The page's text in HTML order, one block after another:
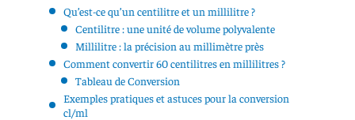
Qu’est-ce qu’un centilitre et un millilitre ?
Centilitre : une unité de volume polyvalente
Millilitre : la précision au millimètre près
Comment convertir 60 centilitres en millilitres ?
Tableau de Conversion
Exemples pratiques et astuces pour la conversion
cl/ml